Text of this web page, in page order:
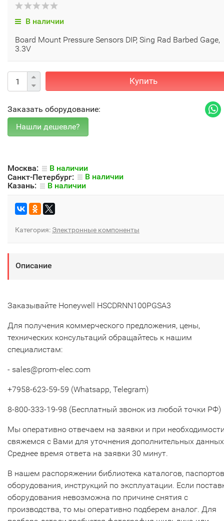
В наличии
Board Mount Pressure Sensors DIP, Sing Rad Barbed Gage,
3.3V
Купить
Заказать оборудование:
Москва:
В наличии
Санкт-Петербург:
В наличии
Казань:
В наличии
Категория: Электронные компоненты
Описание
Заказывайте Honeywell HSCDRNN100PGSA3
Для получения коммерческого предложения, цены,
технических консультаций обращайтесь к нашим
специалистам:
- sales@prom-elec.com
+7958-623-59-59 (Whatsapp, Telegram)
8-800-333-19-98 (Бесплатный звонок из любой точки РФ)
Мы оперативно отвечаем на заявки и при
свяжемся с Вами для уточнения дополнительных
Среднее время ответа на заявки 30 минут.
В нашем распоряжении библиотека каталогов, паспортов
оборудования, инструкций по эксплуатации. Если
оборудования невозможна по причине снятия с
производства, то мы оперативно подберем аналог. Для